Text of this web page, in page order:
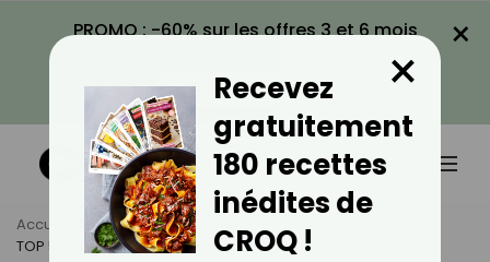
PROMO : -60% sur les offres 3 et 6 mois
VOIR LA PROMO
×
Accueil Actus
Alimentation
TOP 5 Des Légumes Pour Aller À La Selle Naturellement
Recevez
gratuitement
180 recettes
inédites de
CROQ !
×